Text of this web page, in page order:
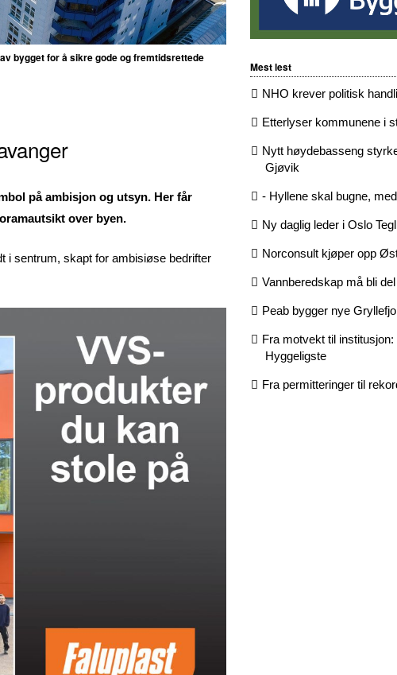
bygget for å sikre gode og fremtidsrettede
på ambisjon og utsyn. Her får
over byen.
i sentrum, skapt for ambisiøse bedrifter
Mest lest
NHO krever politisk
Etterlyser kommunene i
Nytt høydebasseng
Gjøvik
- Hyllene skal bugne,
Ny daglig leder i Oslo
Norconsult kjøper opp
Vannberedskap må bli
Peab bygger nye
Fra motvekt til
Hyggeligste
Fra permitteringer til